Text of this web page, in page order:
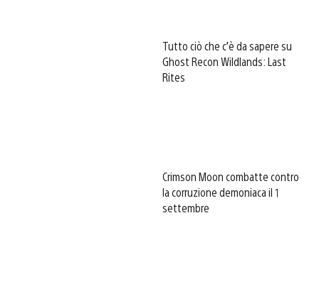
Tutto ciò che c’è da sapere su
Ghost Recon Wildlands: Last
Rites
Crimson Moon combatte contro
la corruzione demoniaca il 1
settembre